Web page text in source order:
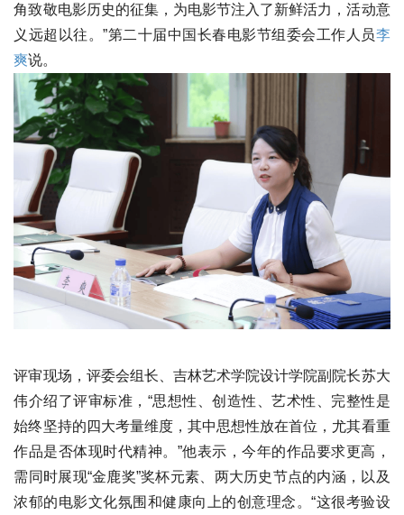
角致敬电影历史的征集，为电影节注入了新鲜活力，活动意
义远超以往。”第二十届中国长春电影节组委会工作人员李
爽说。
评审现场，评委会组长、吉林艺术学院设计学院副院长苏大
伟介绍了评审标准，“思想性、创造性、艺术性、完整性是
始终坚持的四大考量维度，其中思想性放在首位，尤其看重
作品是否体现时代精神。”他表示，今年的作品要求更高，
需同时展现“金鹿奖”奖杯元素、两大历史节点的内涵，以及
浓郁的电影文化氛围和健康向上的创意理念。“这很考验设